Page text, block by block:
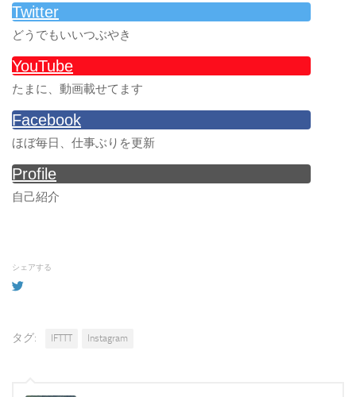
Twitter
どうでもいいつぶやき
YouTube
たまに、動画載せてます
Facebook
ほぼ毎日、仕事ぶりを更新
Profile
自己紹介
シェアする
タグ: IFTTT Instagram